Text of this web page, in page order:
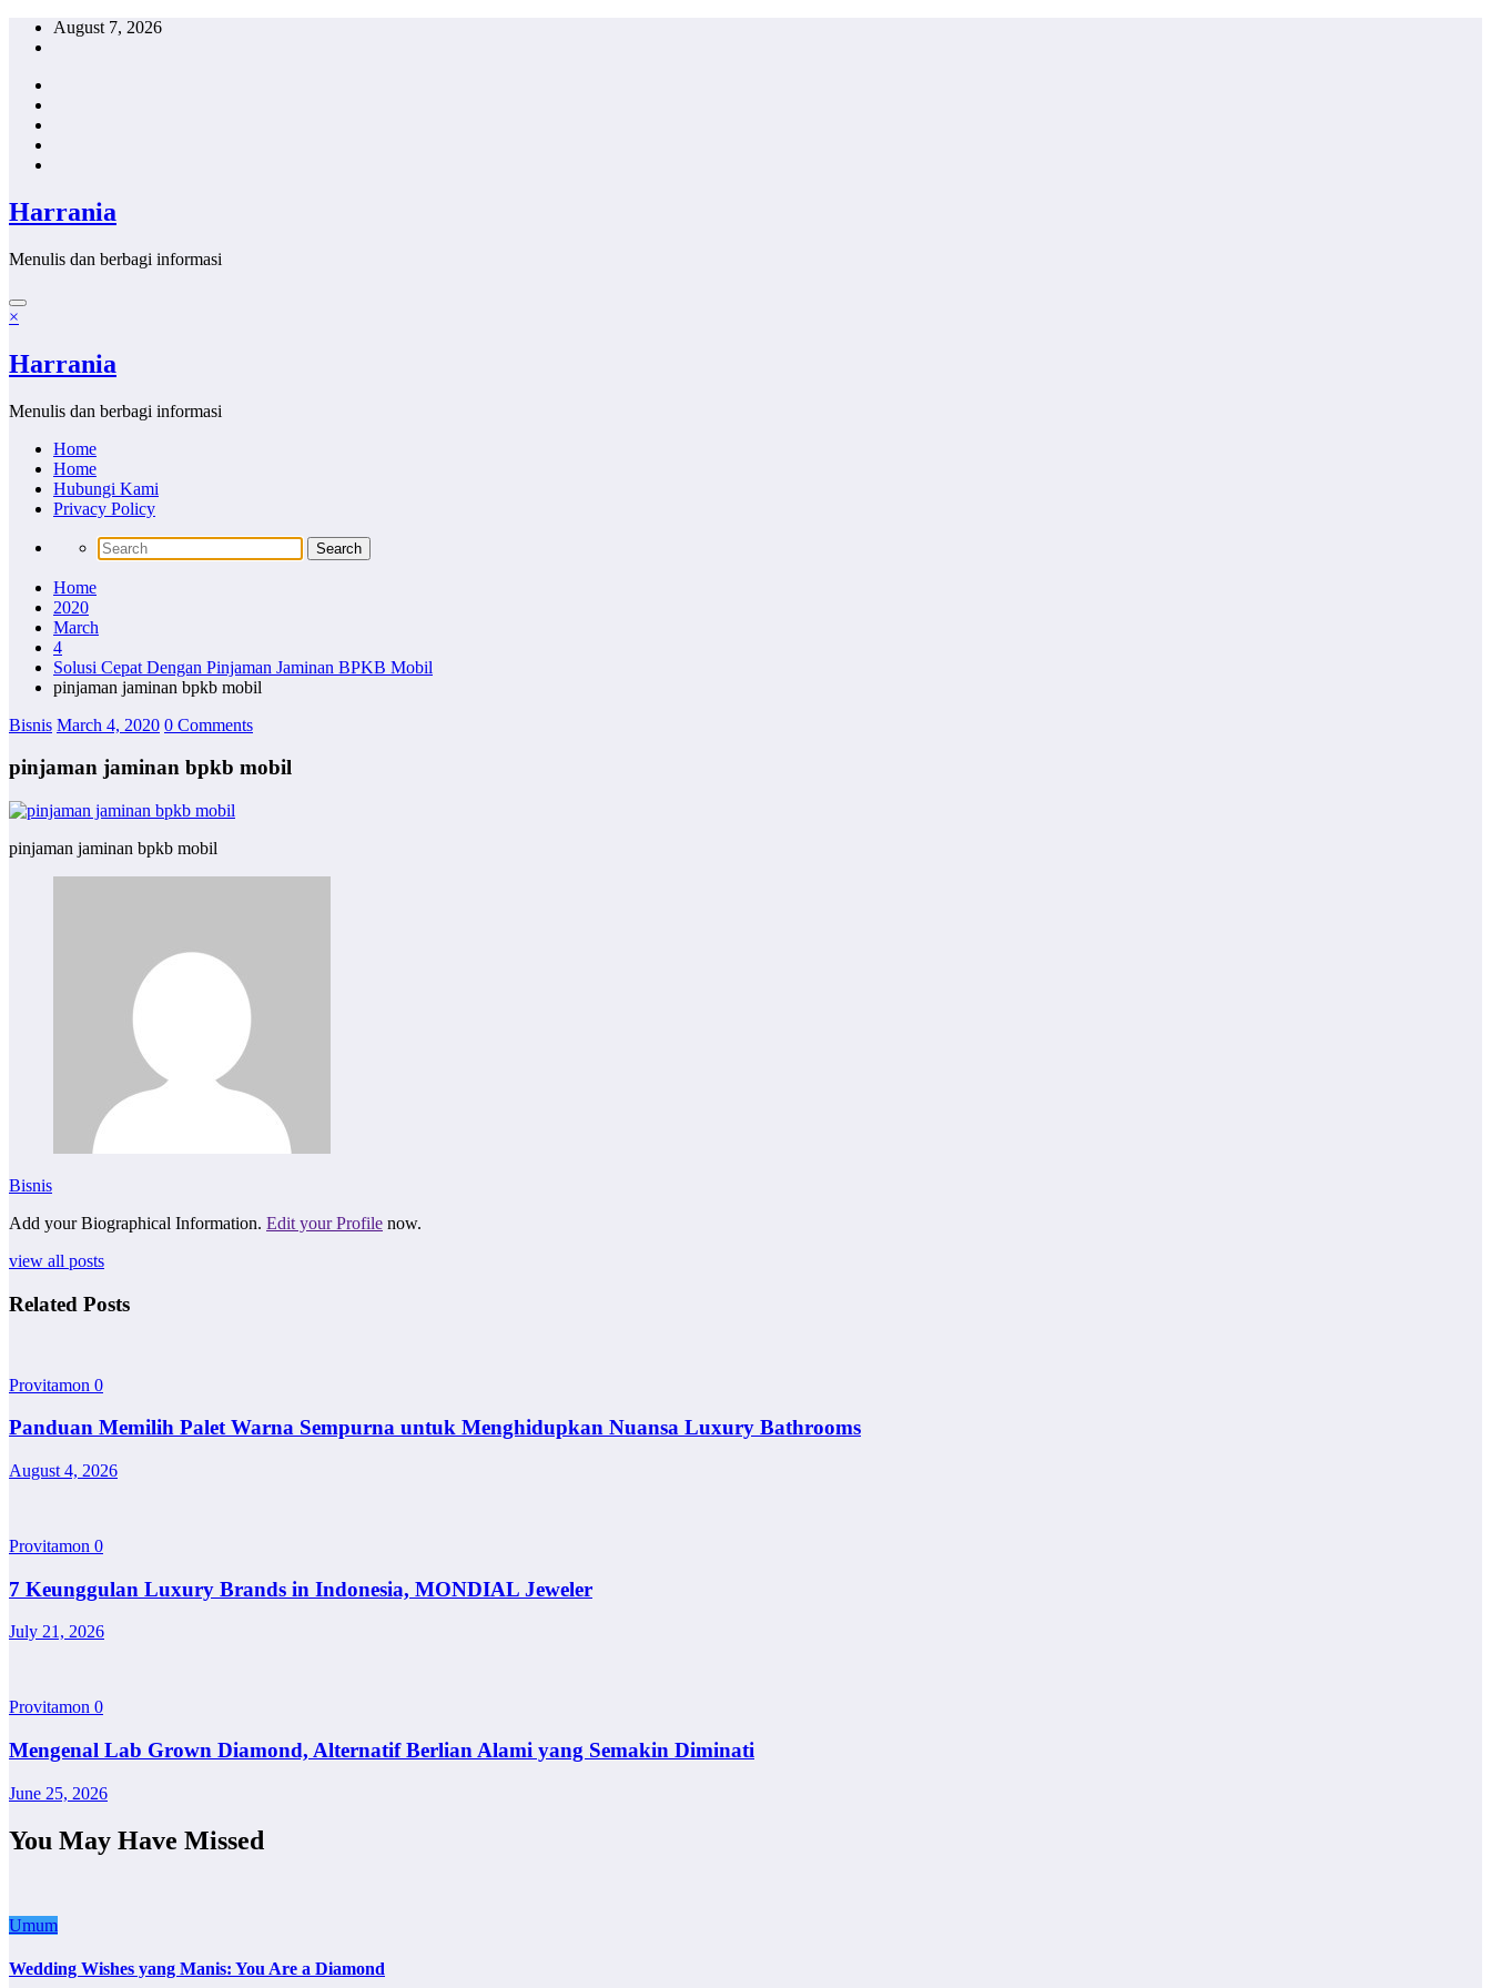
Skip
August 7, 2026
Harrania
Menulis dan berbagi informasi
×
Harrania
Menulis dan berbagi informasi
Home
Home
Hubungi Kami
Privacy Policy
Home
2020
March
4
Solusi Cepat Dengan Pinjaman Jaminan BPKB Mobil
pinjaman jaminan bpkb mobil
Bisnis March 4, 2020 0 Comments
pinjaman jaminan bpkb mobil
pinjaman jaminan bpkb mobil
Bisnis
Add your Biographical Information. Edit your Profile now.
view all posts
Related Posts
Provitamon 0
Panduan Memilih Palet Warna Sempurna untuk Menghidupkan Nuansa Luxury Bathrooms
August 4, 2026
Provitamon 0
7 Keunggulan Luxury Brands in Indonesia, MONDIAL Jeweler
July 21, 2026
Provitamon 0
Mengenal Lab Grown Diamond, Alternatif Berlian Alami yang Semakin Diminati
June 25, 2026
You May Have Missed
Umum
Wedding Wishes yang Manis: You Are a Diamond